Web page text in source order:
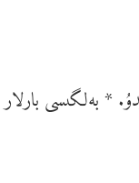
*بەلگىسى